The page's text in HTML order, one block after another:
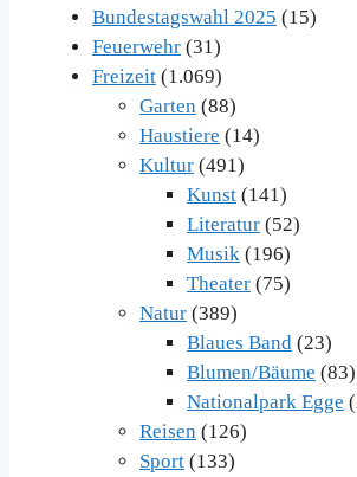
Bundestagswahl 2025 (15)
Feuerwehr (31)
Freizeit (1.069)
Garten (88)
Haustiere (14)
Kultur (491)
Kunst (141)
Literatur (52)
Musik (196)
Theater (75)
Natur (389)
Blaues Band (23)
Blumen/Bäume (83)
Nationalpark Egge
Reisen (126)
Sport (133)